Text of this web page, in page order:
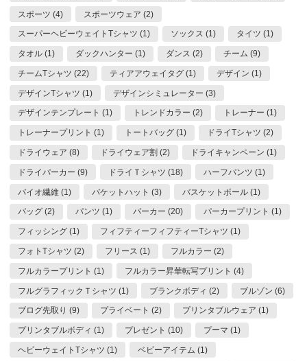
スポーツ (4) スポーツウェア (2)
スーパーヘビーウェイトTシャツ (1) ソックス (1) タイツ (1)
タオル (1) ダックハンター (1) ダンス (2) チーム (9)
チームTシャツ (22) ティアアウェイタグ (1) デザイン (1)
デザインTシャツ (1) デザインシミュレーター (3)
デザインテンプレート (1) トレンドカラー (2) トレーナー (1)
トレーナープリント (1) トートバッグ (1) ドライTシャツ (2)
ドライウェア (8) ドライウェア割 (2) ドライキャンペーン (1)
ドライパーカー (9) ドライＴシャツ (18) ハーフパンツ (1)
バイオ繊維 (1) バケットハット (3) バスケットボール (1)
バッグ (2) パンツ (1) パーカー (20) パーカープリント (1)
フィッシング (1) フィフティーフィフティーTシャツ (1)
フォトTシャツ (2) フリース (1) フルカラー (2)
フルカラープリント (1) フルカラー昇華転写プリント (4)
フルグラフィックＴシャツ (1) ブランクボディ (2) ブルゾン (6)
ブログ先取り (9) プライベート (2) プリンタブルウェア (1)
プリンタブルボディ (1) プレゼント (10) プーマ (1)
ヘビーウェイトTシャツ (1) ベビーアイテム (1)